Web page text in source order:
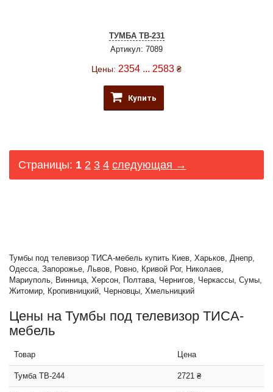
ТУМБА ТВ-231
Артикул: 7089
Цены: 2354 ... 2583 ₴
Купить
Страницы: 1 2 3 4 следующая →
Тумбы под телевизор ТИСА-мебель купить Киев, Харьков, Днепр,
Одесса, Запорожье, Львов, Ровно, Кривой Рог, Николаев,
Мариуполь, Винница, Херсон, Полтава, Чернигов, Черкассы, Сумы,
Житомир, Кропивницкий, Черновцы, Хмельницкий
Цены на Тумбы под телевизор ТИСА-
мебель
Товар Цена
Тумба ТВ-244 2721 ₴